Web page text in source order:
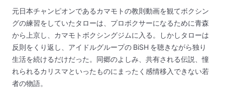
元日本チャンピオンであるカマモトの教則動画を観てボクシン
グの練習をしていたタローは、プロボクサーになるために青森
から上京し、カマモトボクシングジムに入る。しかしタローは
反則をくり返し、アイドルグループの BiSH を聴きながら独り
生活を続けるだけだった。同郷のよしみ、共有される伝説、憧
れられるカリスマといったものにまったく感情移入できない若
者の物語。